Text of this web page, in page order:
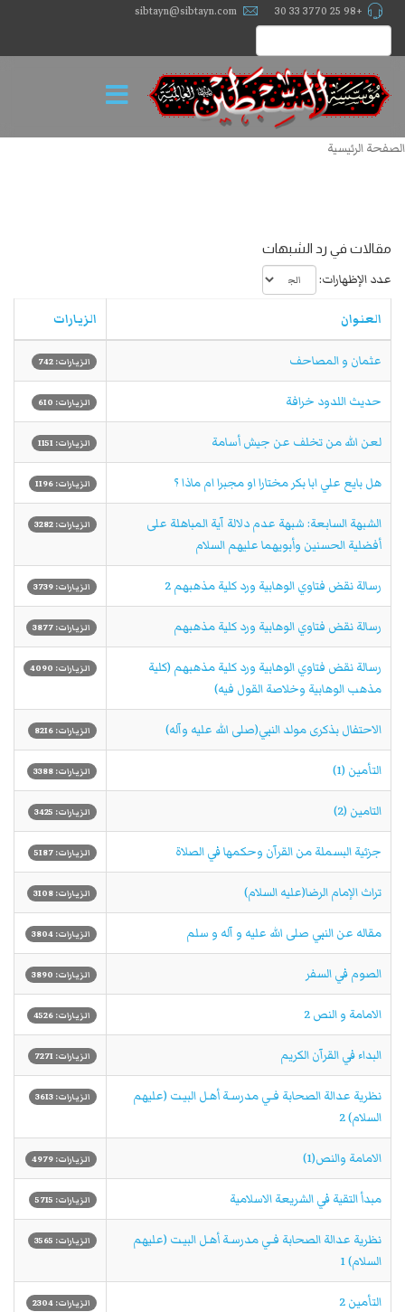
+98 25 3770 33 30
sibtayn@sibtayn.com
الصفحة الرئيسية
مقالات في رد الشبهات
عدد الإظهارات:
العنوان الزيارات
عثمان و المصاحف الزيارات: 742
حديث اللدود خرافة الزيارات: 610
لعن الله من تخلف عن جيش أسامة الزيارات: 1151
هل بايع علي ابا بكر مختارا او مجبرا ام ماذا ؟ الزيارات: 1196
الشبهة السابعة: شبهة عدم دلالة آية المباهلة على
أفضلية الحسنين وأبويهما عليهم السلام
الزيارات: 3282
رسالة نقض فتاوي الوهابية ورد كلية مذهبهم 2 الزيارات: 3739
رسالة نقض فتاوي الوهابية ورد كلية مذهبهم الزيارات: 3877
رسالة نقض فتاوي الوهابية ورد كلية مذهبهم (كلية
مذهب الوهابية وخلاصة القول فيه)
الزيارات: 4090
الاحتفال بذكرى مولد النبي(صلى الله عليه وآله) الزيارات: 8216
التأمين (1) الزيارات: 3388
التامين (2) الزيارات: 3425
جزئية البسملة من القرآن وحكمها في الصلاة الزيارات: 5187
تراث الإمام الرضا(عليه السلام) الزيارات: 3108
مقاله عن النبي صلى الله عليه و آله و سلم الزيارات: 3804
الصوم في السفر الزيارات: 3890
الامامة و النص 2 الزيارات: 4526
البداء في القرآن الكريم الزيارات: 7271
نظرية عدالة الصحابة فـي مدرسـة أهـل البيـت (عليهم
السلام) 2
الزيارات: 3613
الامامة والنص(1) الزيارات: 4979
مبدأ التقية في الشريعة الاسلامية الزيارات: 5715
نظرية عدالة الصحابة فـي مدرسـة أهـل البيـت (عليهم
السلام) 1
الزيارات: 3565
التأمين 2 الزيارات: 2304